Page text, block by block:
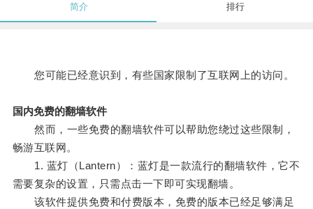
简介 排行
您可能已经意识到，有些国家限制了互联网上的访问。
国内免费的翻墙软件
然而，一些免费的翻墙软件可以帮助您绕过这些限制，
畅游互联网。
1. 蓝灯（Lantern）：蓝灯是一款流行的翻墙软件，它不
需要复杂的设置，只需点击一下即可实现翻墙。
该软件提供免费和付费版本，免费的版本已经足够满足